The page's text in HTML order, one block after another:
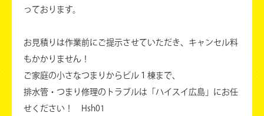
っております。
お見積りは作業前にご提示させていただき、キャンセル料
もかかりません！
ご家庭の小さなつまりからビル１棟まで、
排水管・つまり修理のトラブルは「ハイスイ広島」にお任
せください！ Hsh01